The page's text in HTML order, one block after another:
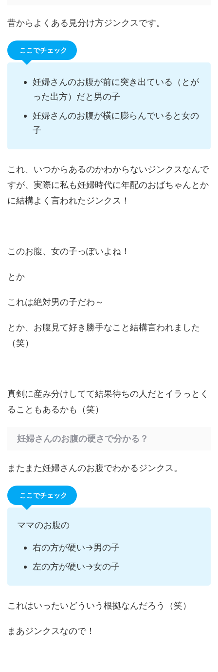
昔からよくある見分け方ジンクスです。
ここでチェック
妊婦さんのお腹が前に突き出ている（とが
った出方）だと男の子
妊婦さんのお腹が横に膨らんでいると女の
子
これ、いつからあるのかわからないジンクスなんで
すが、実際に私も妊婦時代に年配のおばちゃんとか
に結構よく言われたジンクス！
このお腹、女の子っぽいよね！
とか
これは絶対男の子だわ～
とか、お腹見て好き勝手なこと結構言われました
（笑）
真剣に産み分けしてて結果待ちの人だとイラっとく
ることもあるかも（笑）
妊婦さんのお腹の硬さで分かる？
またまた妊婦さんのお腹でわかるジンクス。
ここでチェック
ママのお腹の
右の方が硬い→男の子
左の方が硬い→女の子
これはいったいどういう根拠なんだろう（笑）
まあジンクスなので！